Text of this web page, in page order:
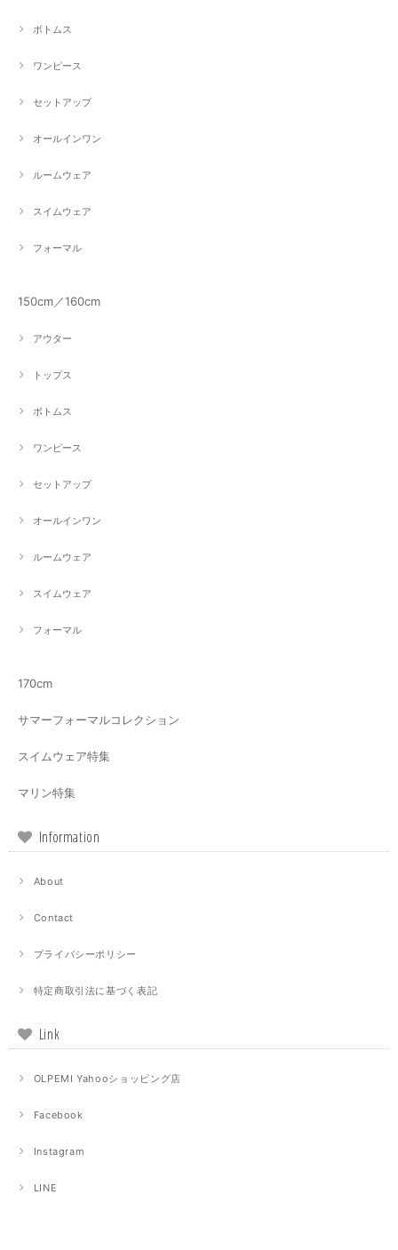
ボトムス
ワンピース
セットアップ
オールインワン
ルームウェア
スイムウェア
フォーマル
150cm／160cm
アウター
トップス
ボトムス
ワンピース
セットアップ
オールインワン
ルームウェア
スイムウェア
フォーマル
170cm
サマーフォーマルコレクション
スイムウェア特集
マリン特集
Information
About
Contact
プライバシーポリシー
特定商取引法に基づく表記
Link
OLPEMI Yahooショッピング店
Facebook
Instagram
LINE